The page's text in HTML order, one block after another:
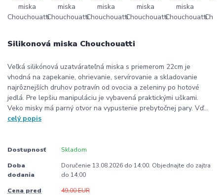
Silikonová miska Chouchouatti
Veľká silikónová uzatvárateľná miska s priemerom 22cm je
vhodná na zapekanie, ohrievanie, servírovanie a skladovanie
najrôznejších druhov potravín od ovocia a zeleniny po hotové
jedlá. Pre lepšiu manipuláciu je vybavená praktickými uškami.
Veko misky má parný otvor na vypustenie prebytočnej pary. Vď...
celý popis
Dostupnosť Skladom
Doba
dodania
Doručenie 13.08.2026 do 14:00. Objednajte do zajtra
do 14:00
Cena pred
49,00 EUR